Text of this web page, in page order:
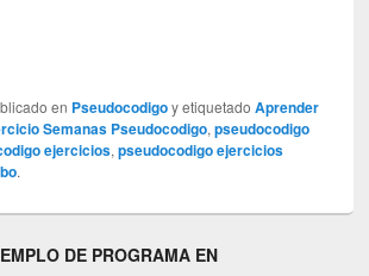
en Pseudocodigoy etiquetadoAprender
Semanas Pseudocodigo,pseudocodigo
ejercicios,pseudocodigo ejercicios
.
DE PROGRAMA EN